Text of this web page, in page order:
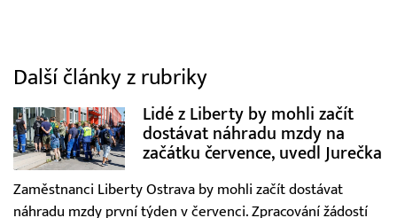
Další články z rubriky
Lidé z Liberty by mohli začít
dostávat náhradu mzdy na
začátku července, uvedl Jurečka
Zaměstnanci Liberty Ostrava by mohli začít dostávat
náhradu mzdy první týden v červenci. Zpracování žádostí